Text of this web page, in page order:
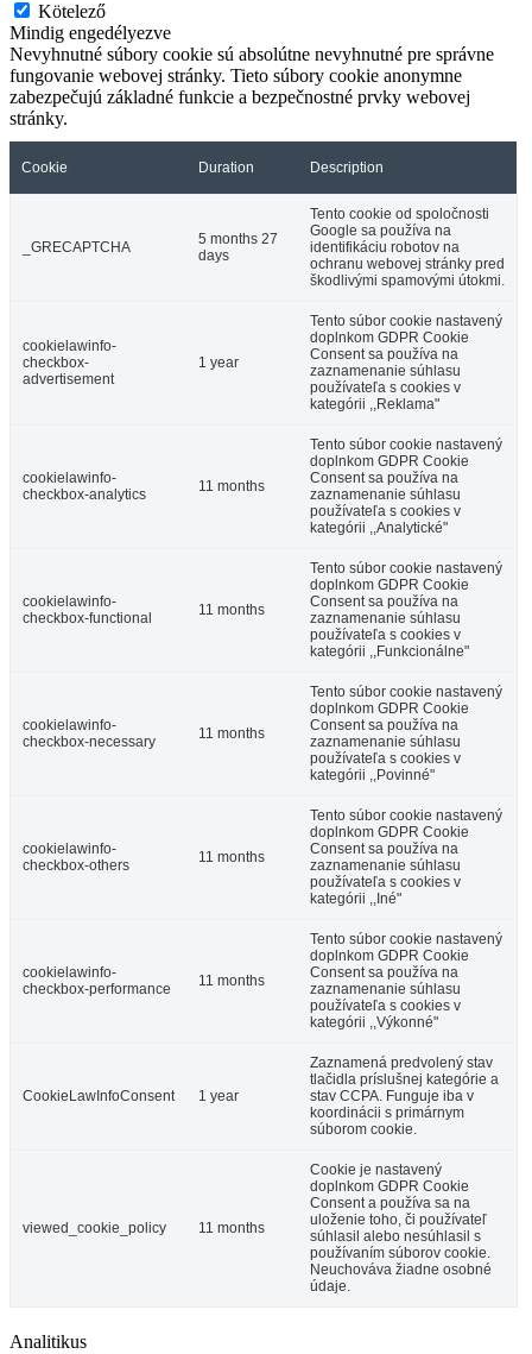
Hotel Amade Château
Várkony
Fél
Kötelező
Mindig engedélyezve
Nevyhnutné súbory cookie sú absolútne nevyhnutné pre správne
fungovanie webovej stránky. Tieto súbory cookie anonymne
zabezpečujú základné funkcie a bezpečnostné prvky webovej
stránky.
Cookie Duration Description
_GRECAPTCHA
5 months 27
days
Tento cookie od spoločnosti
Google sa používa na
identifikáciu robotov na
ochranu webovej stránky pred
škodlivými spamovými útokmi.
cookielawinfo-
checkbox-
advertisement
1 year
Tento súbor cookie nastavený
doplnkom GDPR Cookie
Consent sa používa na
zaznamenanie súhlasu
používateľa s cookies v
kategórii ,,Reklama"
cookielawinfo-
checkbox-analytics
11 months
Tento súbor cookie nastavený
doplnkom GDPR Cookie
Consent sa používa na
zaznamenanie súhlasu
používateľa s cookies v
kategórii ,,Analytické"
cookielawinfo-
checkbox-functional
11 months
Tento súbor cookie nastavený
doplnkom GDPR Cookie
Consent sa používa na
zaznamenanie súhlasu
používateľa s cookies v
kategórii ,,Funkcionálne"
cookielawinfo-
checkbox-necessary
11 months
Tento súbor cookie nastavený
doplnkom GDPR Cookie
Consent sa používa na
zaznamenanie súhlasu
používateľa s cookies v
kategórii ,,Povinné"
cookielawinfo-
checkbox-others
11 months
Tento súbor cookie nastavený
doplnkom GDPR Cookie
Consent sa používa na
zaznamenanie súhlasu
používateľa s cookies v
kategórii ,,Iné"
cookielawinfo-
checkbox-performance
11 months
Tento súbor cookie nastavený
doplnkom GDPR Cookie
Consent sa používa na
zaznamenanie súhlasu
používateľa s cookies v
kategórii ,,Výkonné"
CookieLawInfoConsent 1 year
Zaznamená predvolený stav
tlačidla príslušnej kategórie a
stav CCPA. Funguje iba v
koordinácii s primárnym
súborom cookie.
viewed_cookie_policy 11 months
Cookie je nastavený
doplnkom GDPR Cookie
Consent a používa sa na
uloženie toho, či používateľ
súhlasil alebo nesúhlasil s
používaním súborov cookie.
Neuchováva žiadne osobné
údaje.
Analitikus